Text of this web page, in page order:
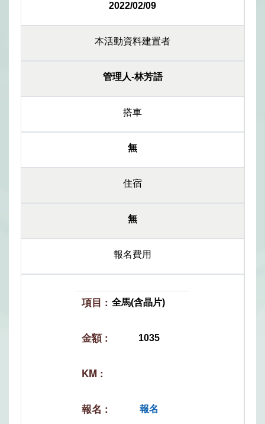
2022/02/09
本活動資料建置者
管理人-林芳語
搭車
無
住宿
無
報名費用
全馬(含晶片)
1035
報名